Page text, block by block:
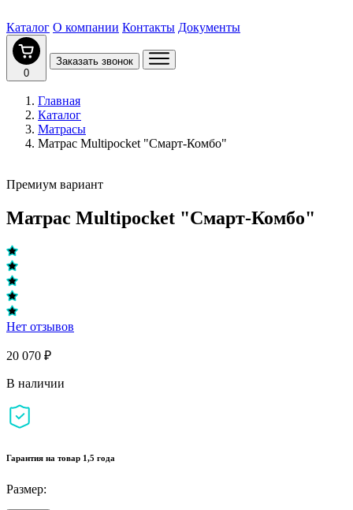
Каталог О компании Контакты Документы
0
Заказать звонок
Главная
Каталог
Матрасы
Матрас Multipocket "Смарт-Комбо"
Премиум вариант
Матрас Multipocket "Смарт-Комбо"
Нет отзывов
20 070 ₽
В наличии
Гарантия на товар 1,5 года
Размер: